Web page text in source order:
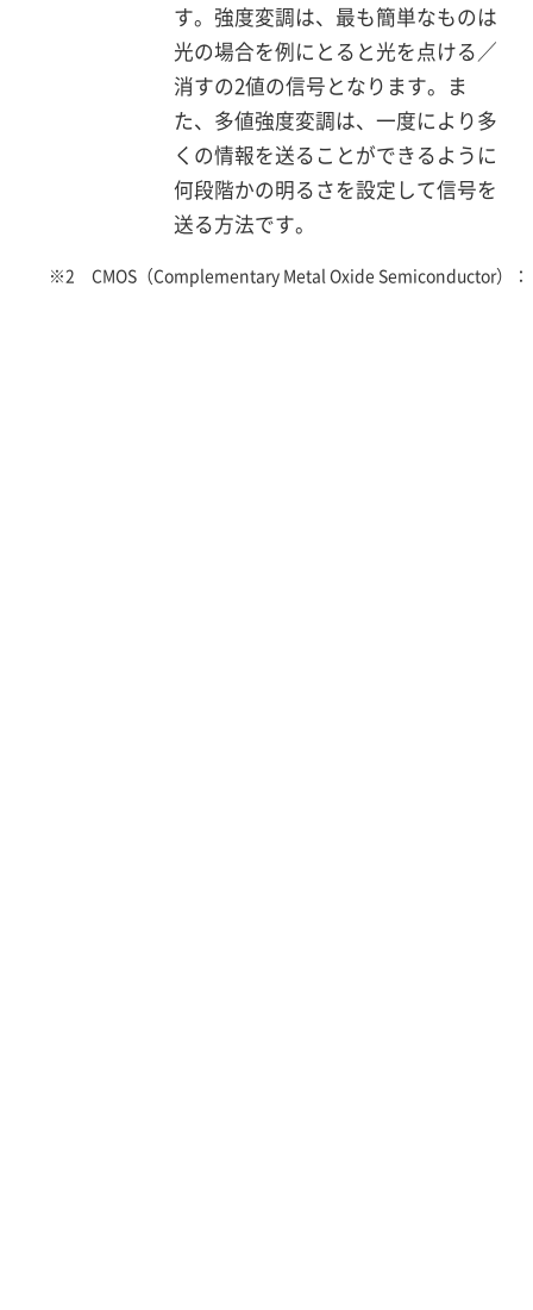
す。強度変調は、最も簡単なものは
光の場合を例にとると光を点ける／
消すの2値の信号となります。ま
た、多値強度変調は、一度により多
くの情報を送ることができるように
何段階かの明るさを設定して信号を
送る方法です。
※2 CMOS（Complementary Metal Oxide Semiconductor）：